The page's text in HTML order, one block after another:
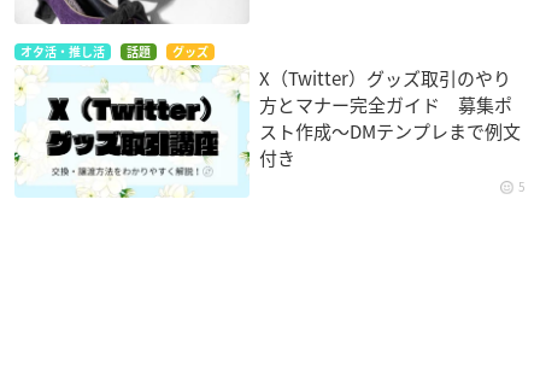
オタ活・推し活 話題 グッズ
X（Twitter）グッズ取引のやり
方とマナー完全ガイド 募集ポ
スト作成〜DMテンプレまで例文
付き
5